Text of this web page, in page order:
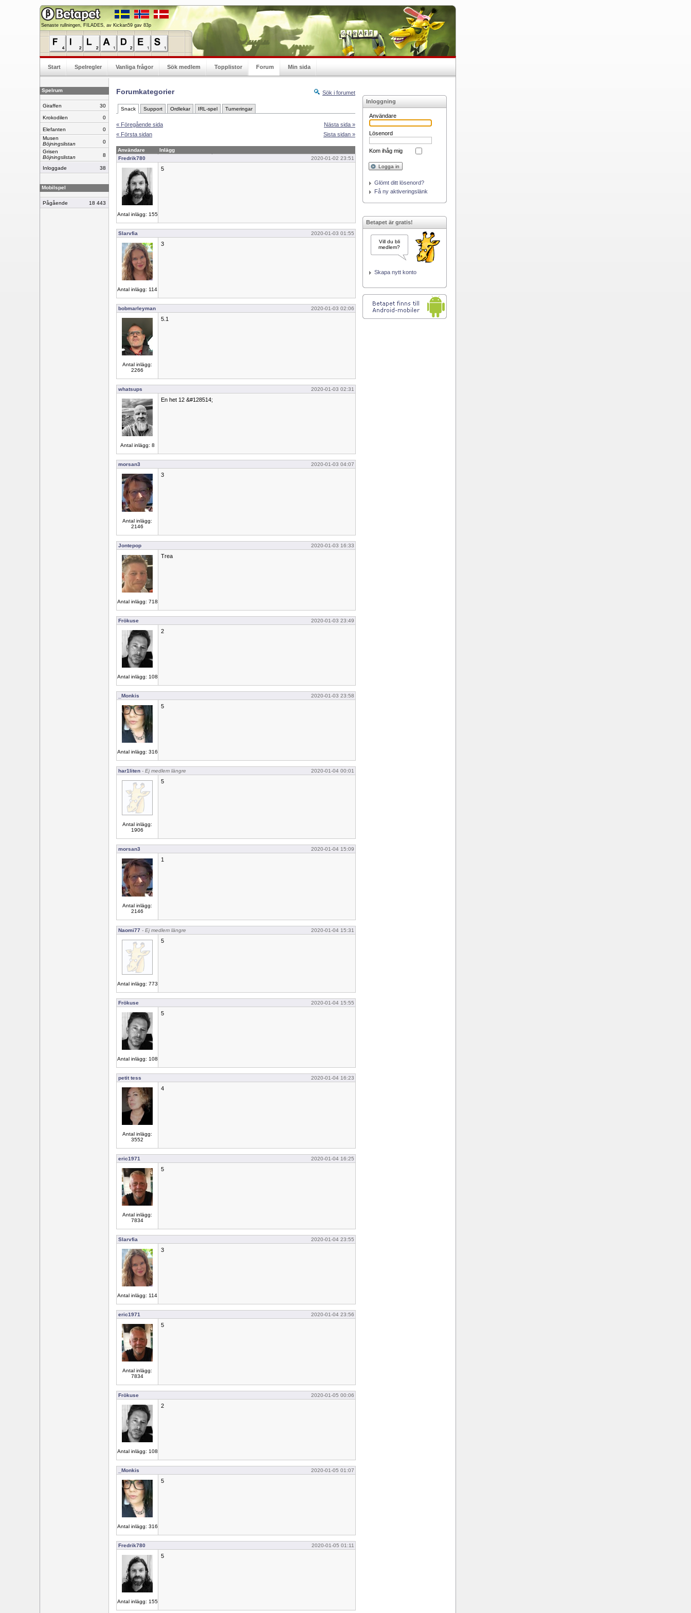
Senaste rullningen, FILADES, av Kickan59 gav 83p
Start Spelregler Vanliga frågor Sök medlem Topplistor Forum Min sida
Spelrum
Giraffen 30
Krokodilen 0
Elefanten
0
Musen
Böjningslistan
0
Grisen
Böjningslistan
8
Inloggade 38
Mobilspel
Pågående 18 443
Sök i forumet
Forumkategorier
Snack Support Ordlekar IRL-spel Turneringar
« Föregående sida
« Första sidan
Nästa sida »
Sista sidan »
Användare
Inlägg
Fredrik780
2020-01-02 23:51
Antal inlägg: 155
5
Slarvfia 2020-01-03 01:55
Antal inlägg: 114
3
bobmarleyman 2020-01-03 02:06
Antal inlägg:
2266
5.1
whatsups 2020-01-03 02:31
Antal inlägg: 8
En het 12 &#128514;
morsan3 2020-01-03 04:07
Antal inlägg:
2146
3
Jontepop 2020-01-03 16:33
Antal inlägg: 718
Trea
Frökuse 2020-01-03 23:49
Antal inlägg: 108
2
_Monkis 2020-01-03 23:58
Antal inlägg: 316
5
har1liten - Ej medlem längre 2020-01-04 00:01
Antal inlägg:
1906
5
morsan3 2020-01-04 15:09
Antal inlägg:
2146
1
Naomi77 - Ej medlem längre 2020-01-04 15:31
Antal inlägg: 773
5
Frökuse 2020-01-04 15:55
Antal inlägg: 108
5
petit tess 2020-01-04 16:23
Antal inlägg:
3552
4
eric1971 2020-01-04 16:25
Antal inlägg:
7834
5
Slarvfia 2020-01-04 23:55
Antal inlägg: 114
3
eric1971 2020-01-04 23:56
Antal inlägg:
7834
5
Frökuse 2020-01-05 00:06
Antal inlägg: 108
2
_Monkis 2020-01-05 01:07
Antal inlägg: 316
5
Fredrik780 2020-01-05 01:11
Antal inlägg: 155
5
Inloggning
Användare
Lösenord
Kom ihåg mig
Logga in
Glömt ditt lösenord?
Få ny aktiveringslänk
Betapet är gratis!
Vill du bli
medlem?
Skapa nytt konto